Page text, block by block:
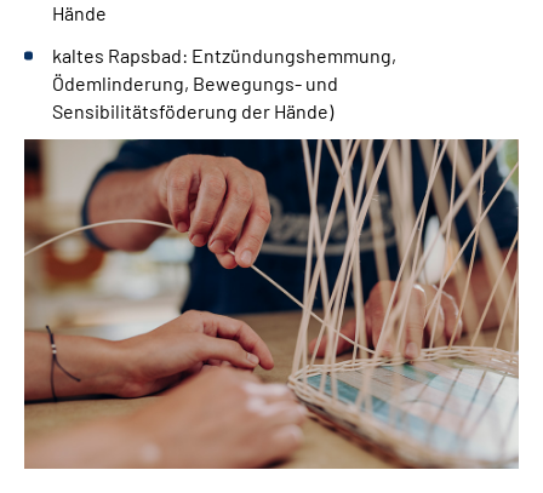
Hände
kaltes Rapsbad: Entzündungshemmung,
Ödemlinderung, Bewegungs- und
Sensibilitätsföderung der Hände)